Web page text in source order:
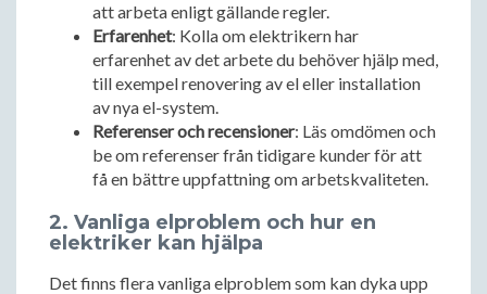
att arbeta enligt gällande regler.
Erfarenhet: Kolla om elektrikern har
erfarenhet av det arbete du behöver hjälp med,
till exempel renovering av el eller installation
av nya el-system.
Referenser och recensioner: Läs omdömen och
be om referenser från tidigare kunder för att
få en bättre uppfattning om arbetskvaliteten.
2. Vanliga elproblem och hur en
elektriker kan hjälpa
Det finns flera vanliga elproblem som kan dyka upp